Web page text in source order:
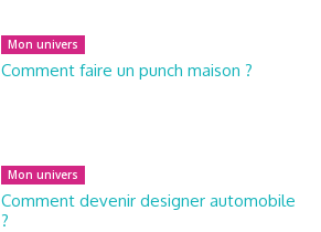
Mon univers
Comment faire un punch maison ?
Mon univers
Comment devenir designer automobile
?